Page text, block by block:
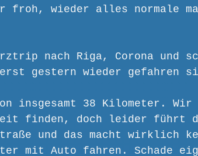
froh, wieder alles normale
nach Riga, Corona und
gestern wieder gefahren
insgesamt 38 Kilometer.
finden, doch leider führt
und das macht wirklich
mit Auto fahren. Schade